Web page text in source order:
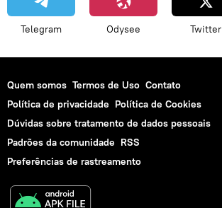
Telegram Odysee Twitter
Quem somos Termos de Uso Contato
Política de privacidade Política de Cookies
Dúvidas sobre tratamento de dados pessoais
Padrões da comunidade RSS
Preferências de rastreamento